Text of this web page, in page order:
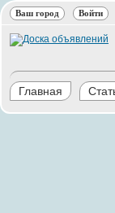
Ваш город Войти
Главная